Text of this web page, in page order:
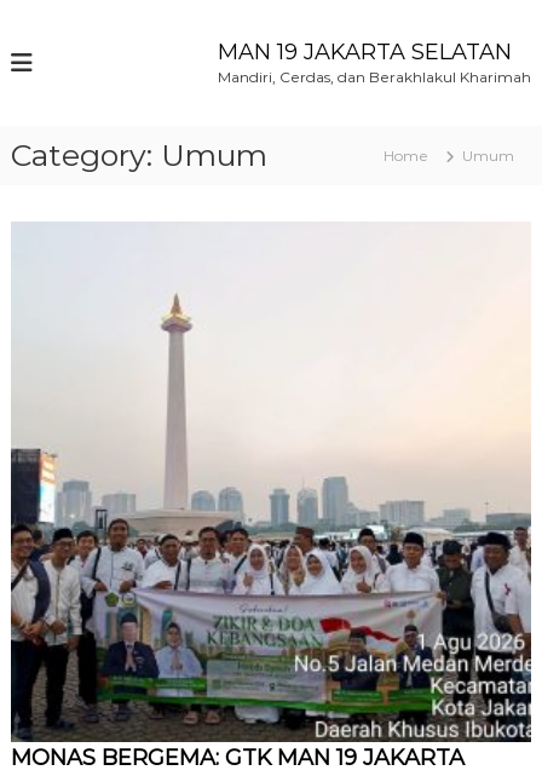
MAN 19 JAKARTA SELATAN
Mandiri, Cerdas, dan Berakhlakul Kharimah
Category: Umum Home Umum
MONAS BERGEMA: GTK MAN 19 JAKARTA